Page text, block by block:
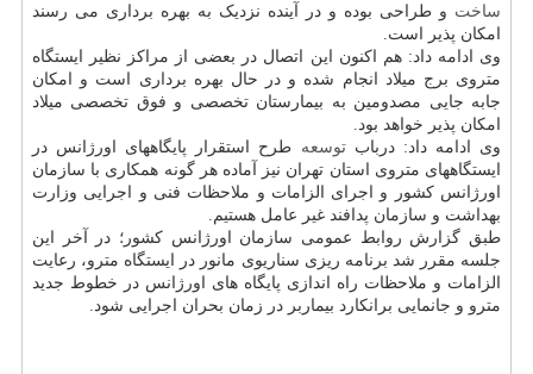
ساخت و طراحی بوده و در آینده نزدیک به بهره برداری می رسند
امکان پذیر است.
وی ادامه داد: هم اکنون این اتصال در بعضی از مراکز نظیر ایستگاه
متروی برج میلاد انجام شده و در حال بهره برداری است و امکان
جابه جایی مصدومین به بیمارستان تخصصی و فوق تخصصی میلاد
امکان پذیر خواهد بود.
وی ادامه داد: دربابتوسعه طرح استقرار پایگاههای اورژانس در
ایستگاههای متروی استان تهران نیز آماده هر گونه همکاری با سازمان
اورژانس کشور و اجرای الزامات و ملاحظات فنی و اجرایی وزارت
بهداشت و سازمان پدافند غیر عامل هستیم.
طبق گزارش روابط عمومی سازمان اورژانس کشور؛ در آخر این
جلسه مقرر شد برنامه ریزی سناریوی مانور در ایستگاه مترو، رعایت
الزامات و ملاحظات راه اندازی پایگاه های اورژانس در خطوط جدید
مترو و جانمایی برانکارد بیماربر در زمان بحران اجرایی شود.